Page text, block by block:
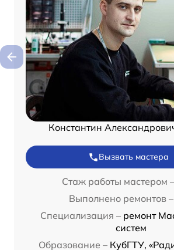
Константин
Вызвать мастера
Стаж работы мастером –
Выполнено ремонтов –
Специализация – ремонт
систем
Образование – КубГТУ,